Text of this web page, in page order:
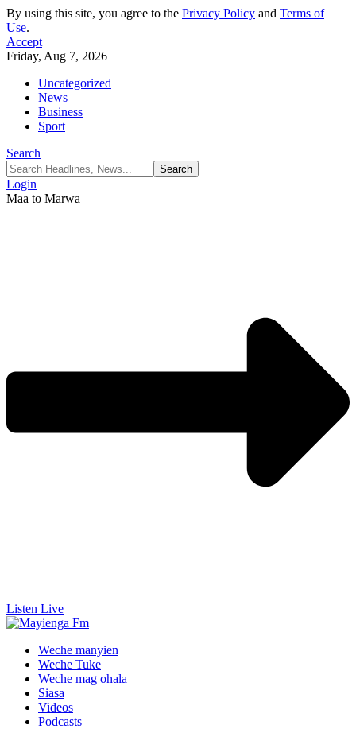
By using this site, you agree to the Privacy Policy and Terms of
Use.
Accept
Friday, Aug 7, 2026
Uncategorized
News
Business
Sport
Search
Login
Maa to Marwa
Listen Live
Weche manyien
Weche Tuke
Weche mag ohala
Siasa
Videos
Podcasts